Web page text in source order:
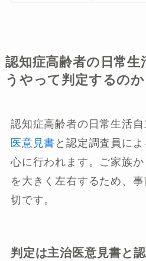
認知症高齢者の日常
うやって判定するのか
認知症高齢者の日常生活自
医意見書 と認定調査員に
心に行われます。ご家族
を大きく左右するため、
切です。
判定は主治医意見書と